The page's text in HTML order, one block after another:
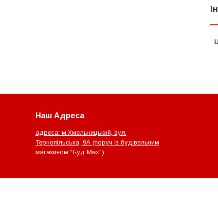
Наш Адреса
адреса: м.Хмельницький, вул.
Тернопільська, 9А (поруч із будівельним
магазином "Буд Мах").